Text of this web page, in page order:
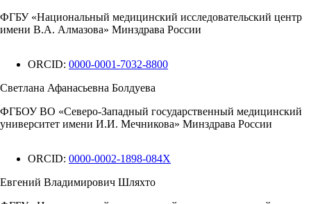
ФГБУ «Национальный медицинский исследовательский центр
имени В.А. Алмазова» Минздрава России
ORCID: 0000-0001-7032-8800
Светлана Афанасьевна Болдуева
ФГБОУ ВО «Северо-Западный государственный медицинский
университет имени И.И. Мечникова» Минздрава России
ORCID: 0000-0002-1898-084X
Евгений Владимирович Шляхто